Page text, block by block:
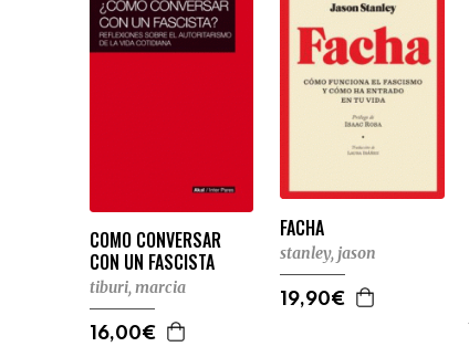
COMO CONVERSAR
CON UN FASCISTA
tiburi, marcia
16,00€
FACHA
stanley, jason
19,90€